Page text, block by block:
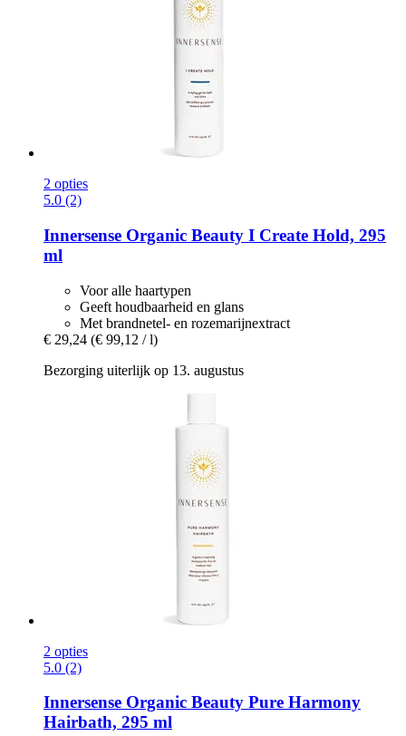
2 opties
5.0 (2)
Innersense Organic Beauty I Create Hold, 295
ml
Voor alle haartypen
Geeft houdbaarheid en glans
Met brandnetel- en rozemarijnextract
€ 29,24 (€ 99,12 / l)
Bezorging uiterlijk op 13. augustus
2 opties
5.0 (2)
Innersense Organic Beauty Pure Harmony
Hairbath, 295 ml